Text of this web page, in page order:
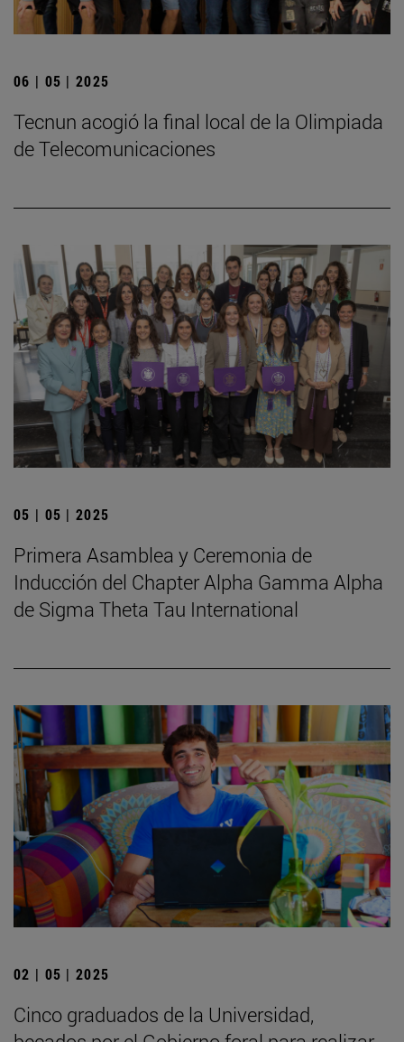
06 | 05 | 2025
­Tecnun acogió la final local de la Olimpiada
de Telecomunicaciones
05 | 05 | 2025
Primera Asamblea y Ceremonia de
Inducción del Chapter Alpha Gamma Alpha
de Sigma Theta Tau International
02 | 05 | 2025
Cinco graduados de la Universidad,